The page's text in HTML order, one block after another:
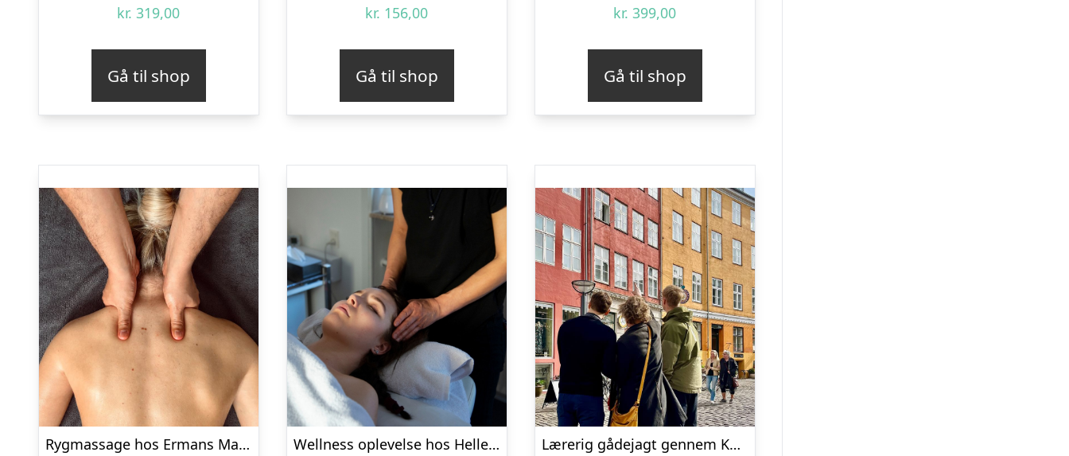
kr. 319,00
Gå til shop
kr. 156,00
Gå til shop
kr. 399,00
Gå til shop
Rygmassage hos Ermans Massage
Wellness oplevelse hos Helle Thorup
Lærerig gådejagt gennem København med Treasure Hunts